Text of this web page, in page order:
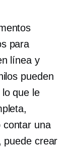
para
línea y
pueden
que le
contar una
puede crear